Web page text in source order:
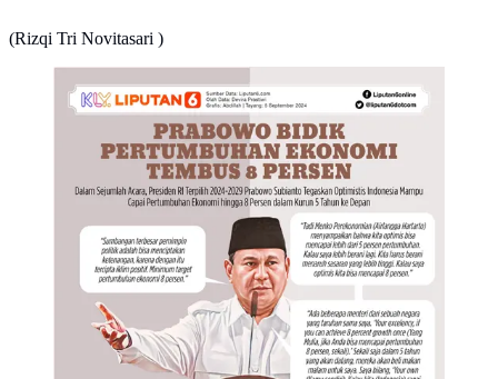
(Rizqi Tri Novitasari )